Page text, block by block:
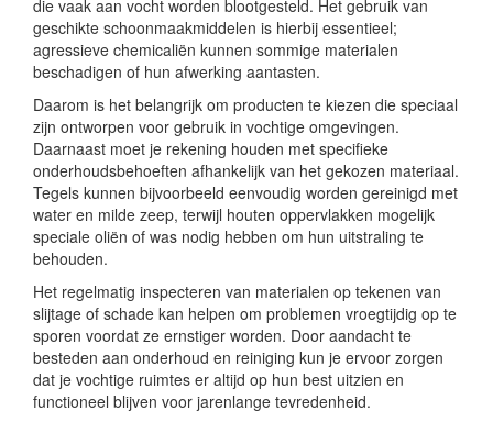
die vaak aan vocht worden blootgesteld. Het gebruik van
geschikte schoonmaakmiddelen is hierbij essentieel;
agressieve chemicaliën kunnen sommige materialen
beschadigen of hun afwerking aantasten.
Daarom is het belangrijk om producten te kiezen die speciaal
zijn ontworpen voor gebruik in vochtige omgevingen.
Daarnaast moet je rekening houden met specifieke
onderhoudsbehoeften afhankelijk van het gekozen materiaal.
Tegels kunnen bijvoorbeeld eenvoudig worden gereinigd met
water en milde zeep, terwijl houten oppervlakken mogelijk
speciale oliën of was nodig hebben om hun uitstraling te
behouden.
Het regelmatig inspecteren van materialen op tekenen van
slijtage of schade kan helpen om problemen vroegtijdig op te
sporen voordat ze ernstiger worden. Door aandacht te
besteden aan onderhoud en reiniging kun je ervoor zorgen
dat je vochtige ruimtes er altijd op hun best uitzien en
functioneel blijven voor jarenlange tevredenheid.